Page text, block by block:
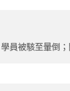
員被駭至暈倒